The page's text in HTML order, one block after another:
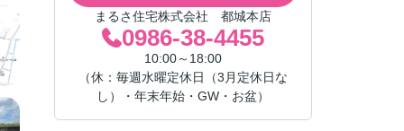
まるさ住宅株式会社 都城本店
0986-38-4455
10:00～18:00
（休：毎週水曜定休日（3月定休日な
し）・年末年始・GW・お盆）